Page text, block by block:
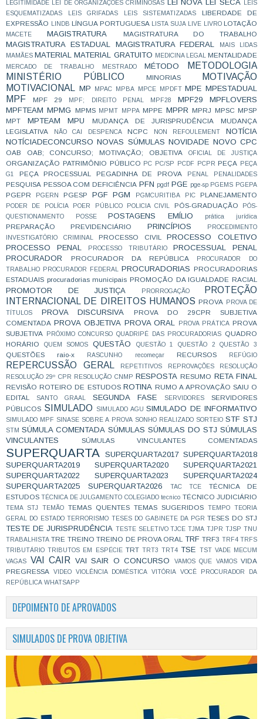
LEGITIMIDADE LEI DE ORGANIZAÇÕES CRIMINOSAS LEI NOVA LEI SECA
LEIS
ESQUEMATIZADAS
LEIS GRIFADAS LEIS SISTEMATIZADAS
LIBERDADE DE
EXPRESSÃO
LINDB LÍNGUA PORTUGUESA LISTA SUJA LIVE LIVRO LOTAÇÃO
MACETE MAGISTRATURA MAGISTRATURA DO TRABALHO
MAGISTRATURA ESTADUAL MAGISTRATURA FEDERAL
MAIS LIDAS
MAMÃES MATERIAL MATERIAL GRATUITO MEDICINA LEGAL MENTALIDADE
MERCADO DE TRABALHO MESTRADO MÉTODO
METODOLOGIA
MINISTÉRIO PÚBLICO
MINORIAS
MOTIVAÇÃO
MOTIVACIONAL
MP MPAC MPBA MPCE MPDFT MPE MPESTADUAL
MPF MPF 29 MPF; DIREITO PENAL MPF28 MPF29
MPFLOVERS
MPFTEAM MPMG MPMS MPMT MPPA MPPE MPPR MPRJ MPSC MPSP
MPT
MPTEAM MPU MUDANÇA DE JURISPRUDÊNCIA
MUDANÇA
LEGISLATIVA
NÃO CAI DESPENCA NCPC NON REFOULEMENT
NOTÍCIA
NOTÍCIADECONCURSO NOVAS SÚMULAS NOVIDADE NOVO CPC
OAB OAB; CONCURSO; MOTIVAÇÃO; OBJETIVA OFICIAL DE JUSTIÇA
ORGANIZAÇÃO PATRIMÔNIO PÚBLICO PC PC/SP PCDF PCPR PEÇA
PEÇA
G1
PEÇA PROCESSUAL PEGADINHA DE PROVA PENAL PENALIDADES
PESQUISA PESSOA COM DEFICIÊNCIA PFN pgdf PGE pge-sp PGEMS PGEPA
PGEPR PGERN PGESP PGF PGM PGMCURITIBA PIC PLANEJAMENTO
PODER DE POLÍCIA POER PÚBLICO POLICIA CIVIL PÓS-GRADUAÇÃO
PÓS-
QUESTIONAMENTO
POSSE POSTAGENS EMÍLIO prática jurídica
PREPARAÇÃO PREVIDENCIÁRIO PRINCÍPIOS
PROCEDIMENTO
INVESTIGATÓRIO CRIMINAL
PROCESSO CIVIL
PROCESSO COLETIVO
PROCESSO PENAL
PROCESSO TRIBUTÁRIO
PROCESSUAL PENAL
PROCURADOR
PROCURADOR DA REPÚBLICA
PROCURADOR DO
TRABALHO
PROCURADOR FEDERAL PROCURADORIAS PROCURADORIAS
ESTADUAIS procuradorias municipais PROMOÇÃO DA IGUALDADE RACIAL
PROMOTOR DE JUSTIÇA PRORROGAÇÃO
PROTEÇÃO
INTERNACIONAL DE DIREITOS HUMANOS PROVA
PROVA DE
TÍTULOS
PROVA DISCURSIVA
PROVA DO 29CPR SUBJETIVA
COMENTADA PROVA OBJETIVA PROVA ORAL PROVA PRÁTICA PROVA
SUBJETIVA
PRÓXIMO CONCURSO QUADRIPÉ DAS PROCURADORIAS
QUADRO
HORÁRIO
QUEM SOMOS QUESTÃO QUESTÃO 1 QUESTÃO 2 QUESTÃO 3
QUESTÕES raio-x RASCUNHO recomeçar RECURSOS REFÚGIO
REPERCUSSÃO GERAL REPETITIVOS REPROVAÇÕES
RESOLUÇÃO
RESOLUÇÃO 29º CPR
RESOLUÇÃO CNMP RESPOSTA RESUMO RETA FINAL
REVISÃO ROTEIRO DE ESTUDOS ROTINA RUMO A APROVAÇÃO SAIU O
EDITAL
SANTO GRAAL SEGUNDA FASE SERVIDORES
SERVIDORES
PÚBLICOS SIMULADO SIMULADO AGU SIMULADO DE INFORMATIVO
SIMULADO MPF SINASE SOBRE A PROVA SONHO REALIZADO SORTEIO STF STJ
STM SÚMULA COMENTADA SÚMULAS SÚMULAS DO STJ SÚMULAS
VINCULANTES
SÚMULAS VINCULANTES COMENTADAS
SUPERQUARTA SUPERQUARTA2017 SUPERQUARTA2018
SUPERQUARTA2019
SUPERQUARTA2020
SUPERQUARTA2021
SUPERQUARTA2022
SUPERQUARTA2023
SUPERQUARTA2024
SUPERQUARTA2025
SUPERQUARTA2026 TAC TCE
TÉCNICA DE
ESTUDOS TÉCNICA DE JULGAMENTO COLEGIADO tecnico TÉCNICO JUDICIÁRIO
TEMA STJ TEMÃO TEMAS QUENTES TEMAS SUGERIDOS TEMPO
TEORIA
GERAL DO ESTADO TERRORISMO TESES DO GABINETE DA PGR TESES DO STJ
TESTE DE JURISPRUDÊNCIA TESTE SELETIVO TJCE TJMA TJPR TJSP TNU
TRABALHISTA TRE TREINO TREINO DE PROVA ORAL TRF TRF3 TRF4 TRFS
TRIBUTÁRIO TRIBUTOS EM ESPÉCIE TRT TRT3 TRT4 TSE TST VADE MECUM
VAGAS
VAI CAIR VAI SAIR O CONCURSO VAMOS QUE VAMOS VIDA
PREGRESSA
VIDEO VIOLÊNCIA DOMÉSTICA VITÓRIA
VOCÊ PROCURADOR DA
REPÚBLICA WHATSAPP
DEPOIMENTO DE APROVADOS
SIMULADOS DE PROVA OBJETIVA